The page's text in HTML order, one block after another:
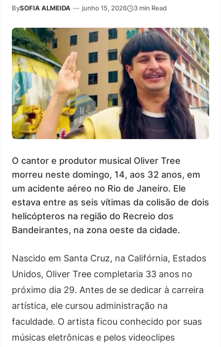
BySOFIA ALMEIDA — junho 15, 2026 3 min Read
O cantor e produtor musical Oliver Tree
morreu neste domingo, 14, aos 32 anos, em
um acidente aéreo no Rio de Janeiro. Ele
estava entre as seis vítimas da colisão de dois
helicópteros na região do Recreio dos
Bandeirantes, na zona oeste da cidade.
Nascido em Santa Cruz, na Califórnia, Estados
Unidos, Oliver Tree completaria 33 anos no
próximo dia 29. Antes de se dedicar à carreira
artística, ele cursou administração na
faculdade. O artista ficou conhecido por suas
músicas eletrônicas e pelos videoclipes